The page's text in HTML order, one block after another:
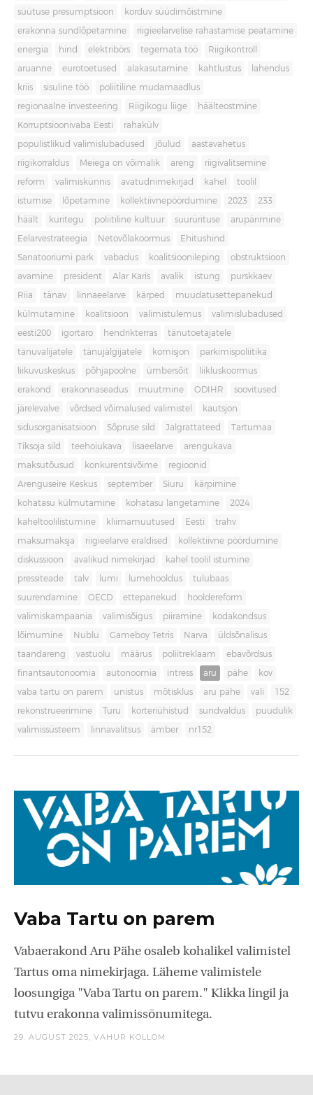
süütuse presumptsioon korduv süüdimõistmine
erakonna sundlõpetamine riigieelarvelise rahastamise peatamine
energia hind elektribörs tegemata töö Riigikontroll
aruanne eurotoetused alakasutamine kahtlustus lahendus
kriis sisuline töö poliitiline mudamaadlus
regionaalne investeering Riigikogu liige häälteostmine
Korruptsioonivaba Eesti rahakülv
populistlikud valimislubadused jõulud aastavahetus
riigikorraldus Meiega on võimalik areng riigivalitsemine
reform valimiskünnis avatudnimekirjad kahel toolil
istumise lõpetamine kollektiivnepöördumine 2023 233
häält kuritegu poliitiline kultuur suurürituse arupärimine
Eelarvestrateegia Netovõlakoormus Ehitushind
Sanatooriumi park vabadus koalitsioonileping obstruktsioon
avamine president Alar Karis avalik istung purskkaev
Riia tänav linnaeelarve kärped muudatusettepanekud
külmutamine koalitsioon valimistulemus valimislubadused
eesti200 igortaro hendrikterras tänutoetajatele
tänuvalijatele tänujälgijatele komisjon parkimispoliitika
liikuvuskeskus põhjapoolne ümbersõit liikluskoormus
erakond erakonnaseadus muutmine ODIHR soovitused
järelevalve võrdsed võimalused valimistel kautsjon
sidusorganisatsioon Sõpruse sild Jalgrattateed Tartumaa
Tiksoja sild teehoiukava lisaeelarve arengukava
maksutõusud konkurentsivõime regioonid
Arenguseire Keskus september Siuru kärpimine
kohatasu külmutamine kohatasu langetamine 2024
kaheltoolilistumine kliimamuutused Eesti trahv
maksumaksja riigieelarve eraldised kollektiivne pöördumine
diskussioon avalikud nimekirjad kahel toolil istumine
pressiteade talv lumi lumehooldus tulubaas
suurendamine OECD ettepanekud hooldereform
valimiskampaania valimisõigus piiramine kodakondsus
lõimumine Nublu Gameboy Tetris Narva üldsõnalisus
taandareng vastuolu määrus poliitreklaam ebavõrdsus
finantsautonoomia autonoomia intress aru pähe kov
vaba tartu on parem unistus mõtisklus aru pähe vali 152
rekonstrueerimine Turu korteriühistud sundvaldus puudulik
valimissüsteem linnavalitsus ämber nr152
Vaba Tartu on parem
Vabaerakond Aru Pähe osaleb kohalikel valimistel
Tartus oma nimekirjaga. Läheme valimistele
loosungiga "Vaba Tartu on parem." Klikka lingil ja
tutvu erakonna valimissõnumitega.
29. AUGUST 2025, VAHUR KOLLOM